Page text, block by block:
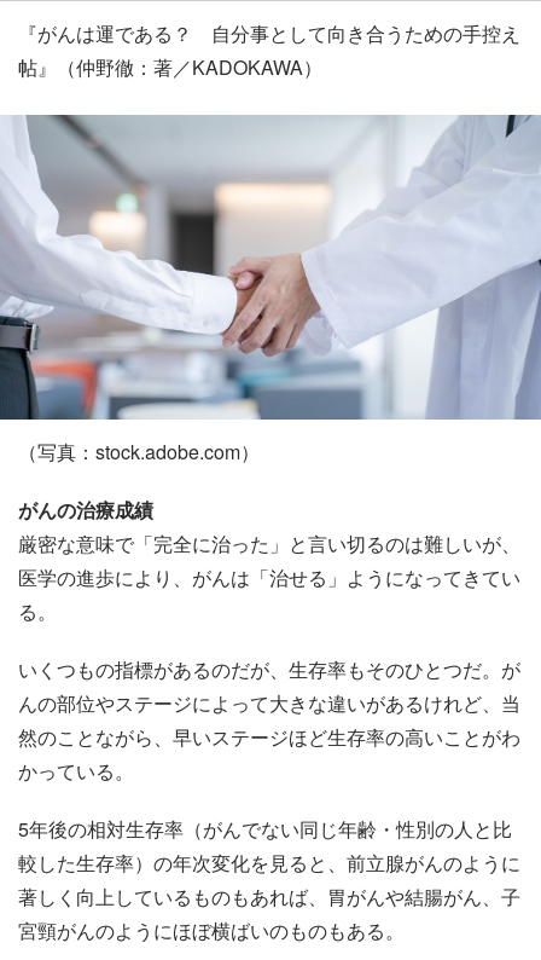
『がんは運である？ 自分事として向き合うための手控え
帖』（仲野徹：著／KADOKAWA）
（写真：stock.adobe.com）
がんの治療成績
厳密な意味で「完全に治った」と言い切るのは難しいが、
医学の進歩により、がんは「治せる」ようになってきてい
る。
いくつもの指標があるのだが、生存率もそのひとつだ。が
んの部位やステージによって大きな違いがあるけれど、当
然のことながら、早いステージほど生存率の高いことがわ
かっている。
5年後の相対生存率（がんでない同じ年齢・性別の人と比
較した生存率）の年次変化を見ると、前立腺がんのように
著しく向上しているものもあれば、胃がんや結腸がん、子
宮頸がんのようにほぼ横ばいのものもある。